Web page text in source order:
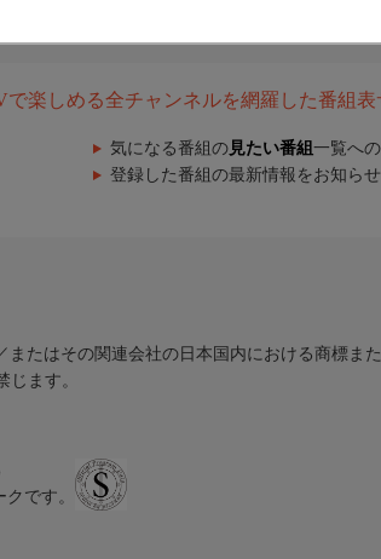
楽しめる全チャンネルを網羅した番組表
気になる番組の 見たい番組 一覧へ
登録した番組の最新情報をお知ら
たはその関連会社の日本国内における商標ま
ます。
です。